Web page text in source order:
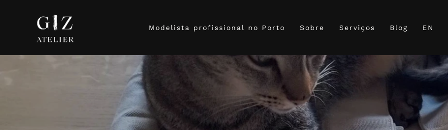
Modelista profissional no Porto Sobre Serviços Blog EN